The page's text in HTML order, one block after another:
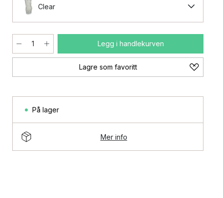
Clear
Legg i handlekurven
Lagre som favoritt
På lager
Mer info